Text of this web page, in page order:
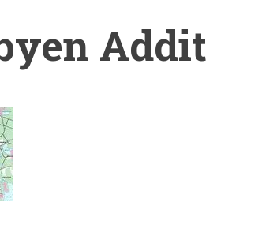
Addit